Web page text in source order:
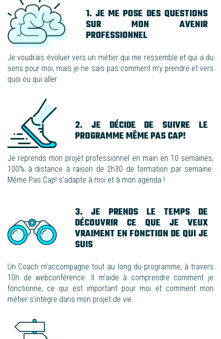
1. JE ME POSE DES QUESTIONS
SUR MON AVENIR
PROFESSIONNEL
Je voudrais évoluer vers un métier qui me ressemble et qui a du
sens pour moi, mais je ne sais pas comment m'y prendre et vers
quoi ou qui aller.
2. JE DÉCIDE DE SUIVRE LE
PROGRAMME MÊME PAS CAP!
Je reprends mon projet professionnel en main en 10 semaines,
100% à distance à raison de 2h30 de formation par semaine.
Même Pas Cap! s’adapte à moi et à mon agenda !
3. JE PRENDS LE TEMPS DE
DÉCOUVRIR CE QUE JE VEUX
VRAIMENT EN FONCTION DE QUI JE
SUIS
Un Coach m'accompagne tout au long du programme, à travers
10h de webconférence. Il m’aide à comprendre comment je
fonctionne, ce qui est important pour moi et comment mon
métier s’intègre dans mon projet de vie.